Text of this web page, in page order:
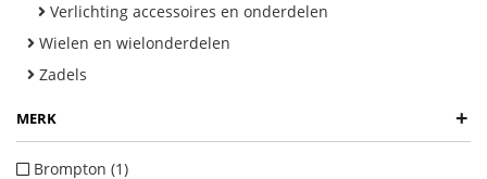
Verlichting accessoires en onderdelen
Wielen en wielonderdelen
Zadels
MERK +
Brompton (1)